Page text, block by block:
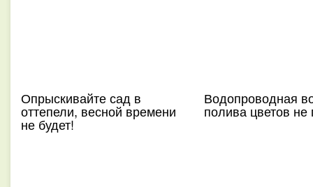
Опрыскивайте сад в
оттепели, весной времени
не будет!
Водопроводная
полива цветов не